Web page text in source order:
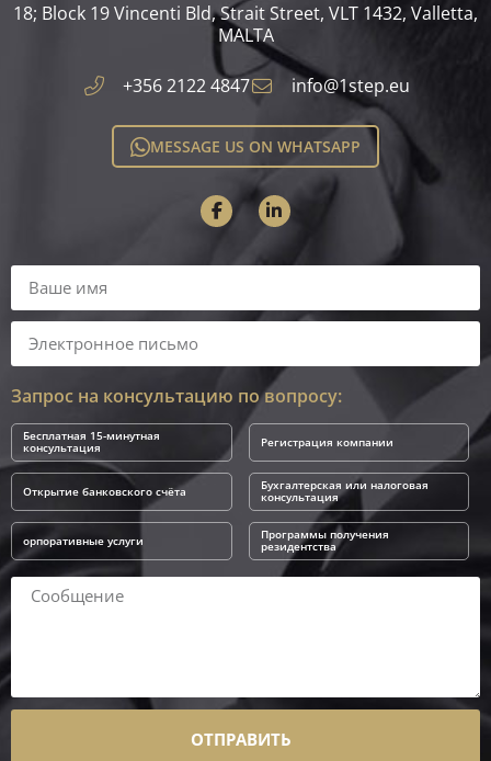
18; Block 19 Vincenti Bld, Strait Street, VLT 1432, Valletta,
MALTA​
+356 2122 4847 info@1step.eu
MESSAGE US ON WHATSAPP
Запрос на консультацию по вопросу:
Бесплатная 15-минутная
консультация Регистрация компании
Открытие банковского счёта Бухгалтерская или налоговая
консультация
орпоративные услуги Программы получения
резидентства
ОТПРАВИТЬ